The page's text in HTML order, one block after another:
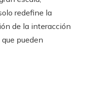
redefine la
de la interacción
pueden